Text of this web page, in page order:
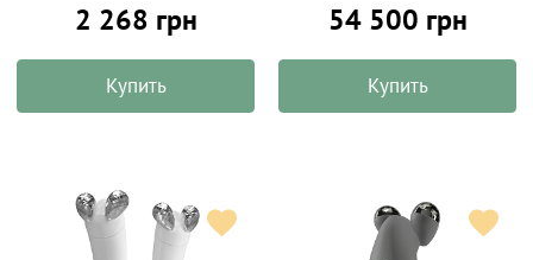
2 268 грн
Купить
54 500 грн
Купить